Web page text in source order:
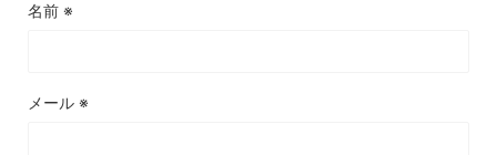
名前 ※
メール ※